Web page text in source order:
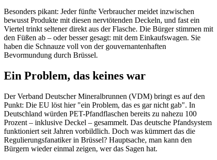
Besonders pikant: Jeder fünfte Verbraucher meidet inzwischen
bewusst Produkte mit diesen nervtötenden Deckeln, und fast ein
Viertel trinkt seltener direkt aus der Flasche. Die Bürger stimmen mit
den Füßen ab – oder besser gesagt: mit dem Einkaufswagen. Sie
haben die Schnauze voll von der gouvernantenhaften
Bevormundung durch Brüssel.
Ein Problem, das keines war
Der Verband Deutscher Mineralbrunnen (VDM) bringt es auf den
Punkt: Die EU löst hier "ein Problem, das es gar nicht gab". In
Deutschland würden PET-Pfandflaschen bereits zu nahezu 100
Prozent – inklusive Deckel – gesammelt. Das deutsche Pfandsystem
funktioniert seit Jahren vorbildlich. Doch was kümmert das die
Regulierungsfanatiker in Brüssel? Hauptsache, man kann den
Bürgern wieder einmal zeigen, wer das Sagen hat.